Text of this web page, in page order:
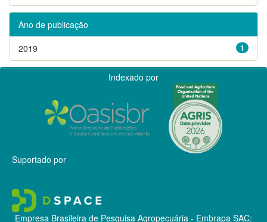
Ano de publicação
1
2019
Indexado por
Suportado por
Empresa Brasileira de Pesquisa Agropecuária - Embrapa SAC: